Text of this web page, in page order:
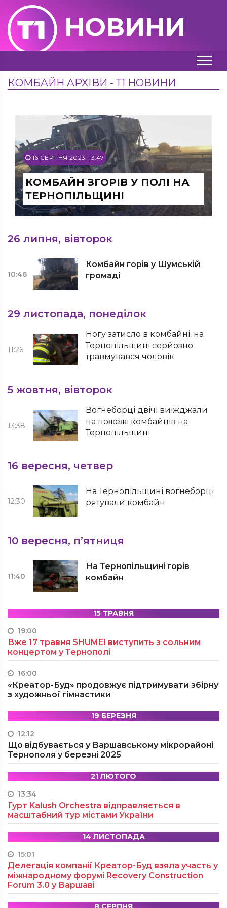
НОВИНИ
КОМБАЙН АРХІВИ - Т1 НОВИНИ
16 СЕРПНЯ 2023, 13:47
КОМБАЙН ЗГОРІВ У ПОЛІ НА
ТЕРНОПІЛЬЩИНІ
26 липня, вівторок
10:46
Комбайн горів у Шумській
громаді
29 листопада, понеділок
11:26
Ногу затисло в комбайні: на
Тернопільщині серйозно
травмувався чоловік
5 жовтня, вівторок
13:38
Вогнеборці двічі виїжджали
на пожежі комбайнів на
Тернопільщині
16 вересня, четвер
12:30
На Тернопільщині вогнеборці
рятували комбайн
10 вересня, п’ятниця
11:40
На Тернопільщині горів
комбайн
15 ТРАВНЯ
19:00
Вже 17 травня SHUMEI виступить з сольним
концертом у Тернополі
16:00
«Креатор-Буд» продовжує підтримувати збірну
з художньої гімнастики
19 БЕРЕЗНЯ
12:12
Що відбувається у Варшавському мікрорайоні
Тернополя у березні 2025
21 ЛЮТОГО
13:34
Гурт Kalush Orchestra відправляється в
масштабний тур містами України
14 ЛИСТОПАДА
15:01
Делегація компанії Креатор-Буд взяла участь у
міжнародному форумі Recovery Construction
Forum 3.0 у Варшаві